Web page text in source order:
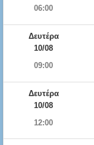
06:00
Δευτέρα
10/08
09:00
Δευτέρα
10/08
12:00